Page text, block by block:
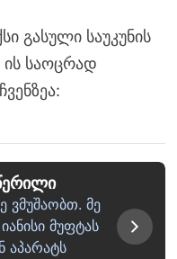
გასული საუკუნის
საოცრად
ვმუშაობთ. მე
მუფტას
აპარატს